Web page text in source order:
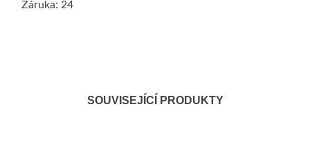
Záruka: 24
SOUVISEJÍCÍ PRODUKTY